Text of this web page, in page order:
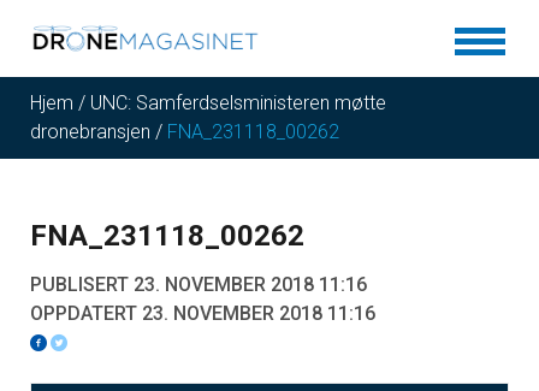
Hjem / UNC: Samferdselsministeren møtte
dronebransjen / FNA_231118_00262
FNA_231118_00262
PUBLISERT 23. NOVEMBER 2018 11:16
OPPDATERT 23. NOVEMBER 2018 11:16